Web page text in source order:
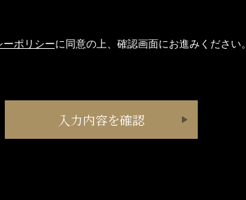
ーポリシーに同意の上、確認画面にお進みください。